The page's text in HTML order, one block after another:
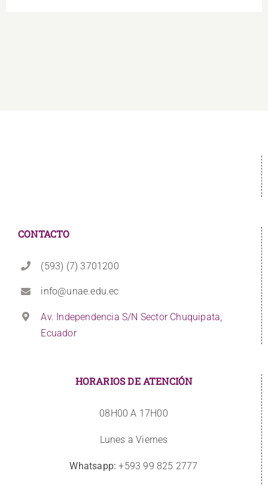
CONTACTO
(593) (7) 3701200
info@unae.edu.ec
Av. Independencia S/N Sector Chuquipata,
Ecuador
HORARIOS DE ATENCIÓN
08H00 A 17H00
Lunes a Viernes
Whatsapp: +593 99 825 2777